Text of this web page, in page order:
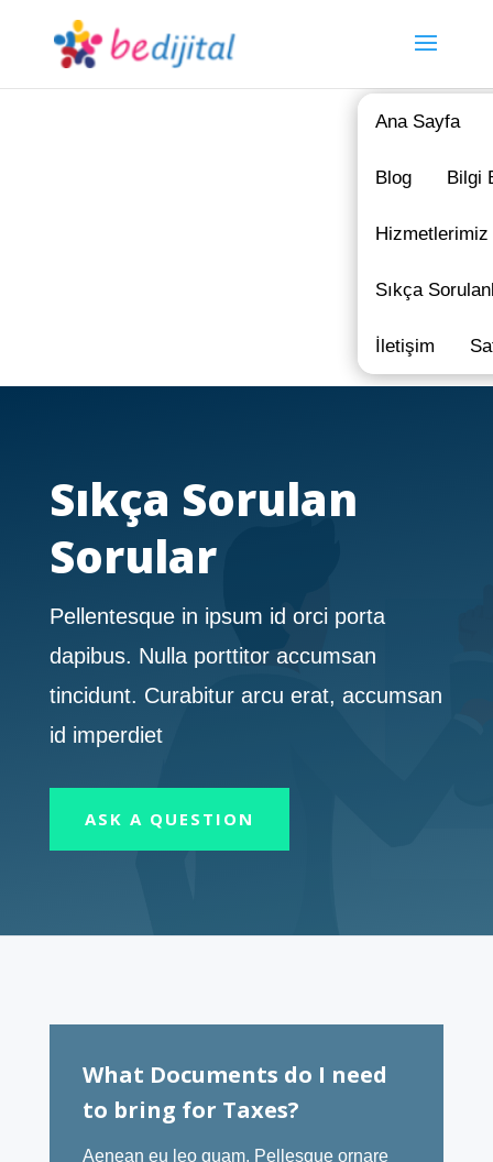
Ana Sayfa
Blog Bilgi
Hizmetlerimiz
Sıkça
İletişim
Sıkça Sorulan
Sorular
Pellentesque in ipsum id orci porta
dapibus. Nulla porttitor accumsan
tincidunt. Curabitur arcu erat, accumsan
id imperdiet
ASK A QUESTION
What Documents do I need
to bring for Taxes?
Aenean eu leo quam. Pellesque ornare